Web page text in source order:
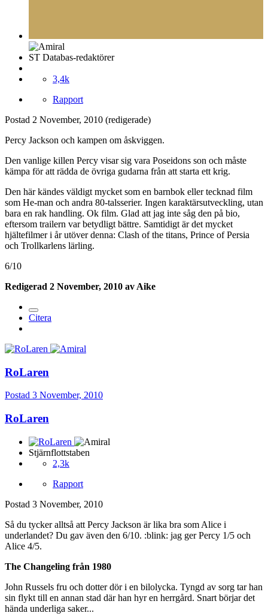
ST Databas-redaktörer
3,4k
Rapport
Postad 2 November, 2010 (redigerade)
Percy Jackson och kampen om åskviggen.
Den vanlige killen Percy visar sig vara Poseidons son och måste
kämpa för att rädda de övriga gudarna från att starta ett krig.
Den här kändes väldigt mycket som en barnbok eller tecknad film
som He-man och andra 80-talsserier. Ingen karaktärsutveckling, utan
bara en rak handling. Ok film. Glad att jag inte såg den på bio,
eftersom trailern var betydligt bättre. Samtidigt är det mycket
hjältefilmer i år utöver denna: Clash of the titans, Prince of Persia
och Trollkarlens lärling.
6/10
Redigerad 2 November, 2010 av Aike
Citera
RoLaren
Postad 3 November, 2010
RoLaren
Stjärnflottstaben
2,3k
Rapport
Postad 3 November, 2010
Så du tycker alltså att Percy Jackson är lika bra som Alice i
underlandet? Du gav även den 6/10. :blink: jag ger Percy 1/5 och
Alice 4/5.
The Changeling från 1980
John Russels fru och dotter dör i en bilolycka. Tyngd av sorg tar han
sin flykt till en annan stad där han hyr en herrgård. Snart börjar det
hända underliga saker...